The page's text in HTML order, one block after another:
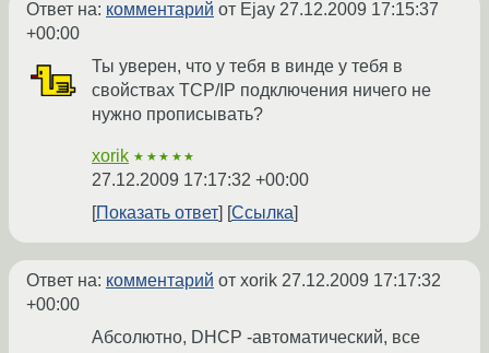
Ответ на: комментарий от Ejay 27.12.2009 17:15:37
+00:00
Ты уверен, что у тебя в винде у тебя в
свойствах TCP/IP подключения ничего не
нужно прописывать?
xorik ★★★★★
27.12.2009 17:17:32 +00:00
Показать ответ
Ссылка
Ответ на: комментарий от xorik 27.12.2009 17:17:32
+00:00
Абсолютно, DHCP -автоматический, все